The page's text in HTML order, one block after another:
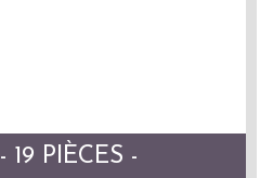
PIÈCES -